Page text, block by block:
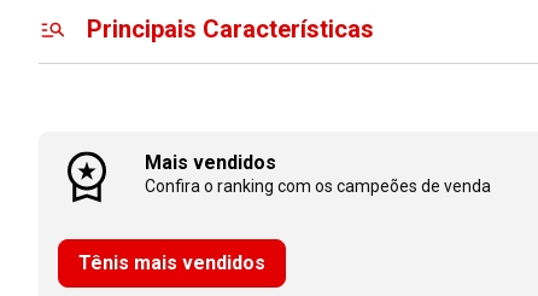
Principais Características
Mais vendidos
Confira o ranking com os campeões de venda
Tênis mais vendidos